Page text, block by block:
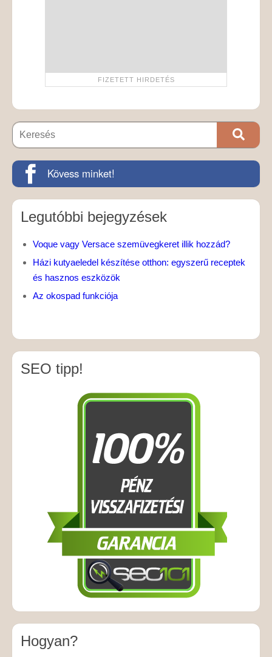
Kövess minket!
Legutóbbi bejegyzések
Voque vagy Versace szemüvegkeret illik hozzád?
Házi kutyaeledel készítése otthon: egyszerű receptek
és hasznos eszközök
Az okospad funkciója
SEO tipp!
Hogyan?